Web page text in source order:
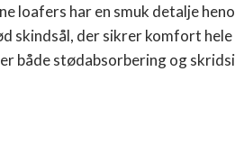
loafers har en smuk detalje
skindsål, der sikrer komfort hele
både stødabsorbering og